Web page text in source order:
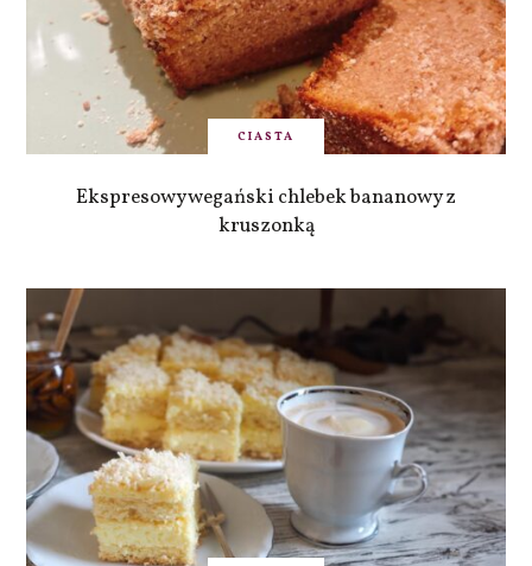
CIASTA
Ekspresowy wegański chlebek bananowy z
kruszonką